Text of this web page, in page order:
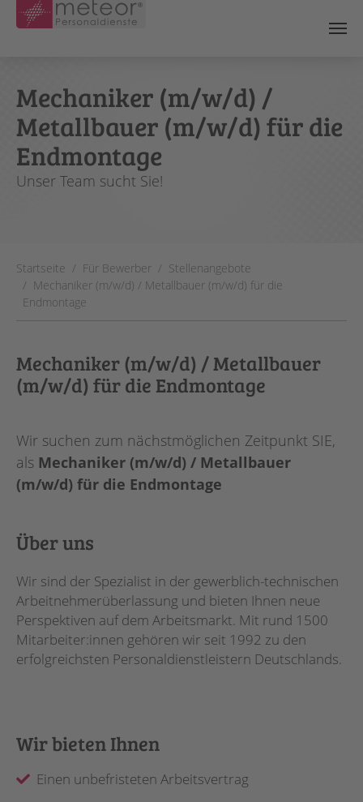
Mechaniker (m/w/d) /
Metallbauer (m/w/d) für die
Endmontage
Unser Team sucht Sie!
Startseite Für Bewerber
Stellenangebote
Mechaniker (m/w/d) / Metallbauer (m/w/d) für die
Endmontage
Mechaniker (m/w/d) / Metallbauer
(m/w/d) für die Endmontage
Wir suchen zum nächstmöglichen Zeitpunkt SIE,
als Mechaniker (m/w/d) / Metallbauer
(m/w/d) für die Endmontage
Über uns
Wir sind der Spezialist in der gewerblich-technischen
Arbeitnehmerüberlassung und bieten Ihnen neue
Perspektiven auf dem Arbeitsmarkt. Mit rund 1500
Mitarbeiter:innen gehören wir seit 1992 zu den
erfolgreichsten Personaldienstleistern Deutschlands.
Wir bieten Ihnen
Einen unbefristeten Arbeitsvertrag